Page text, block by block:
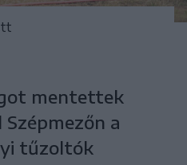
mentettek
a
tűzoltók